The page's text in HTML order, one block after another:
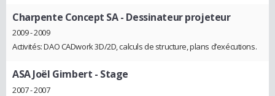
Charpente Concept SA- Dessinateur projeteur
2009 - 2009
Activités: DAO CADwork 3D/2D, calculs de structure, plans d’exécutions.
ASA Joël Gimbert - Stage
2007 - 2007